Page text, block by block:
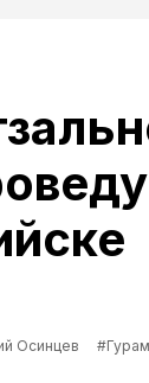
Осинцев